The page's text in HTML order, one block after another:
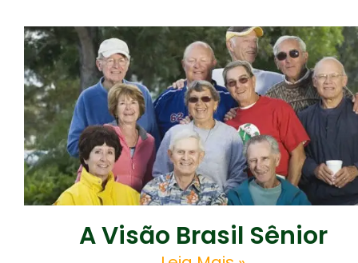
A Visão Brasil Sênior